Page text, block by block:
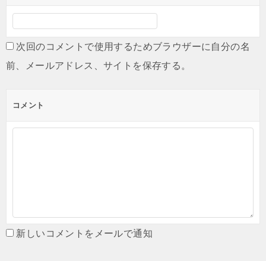
次回のコメントで使用するためブラウザーに自分の名
前、メールアドレス、サイトを保存する。
コメント
新しいコメントをメールで通知